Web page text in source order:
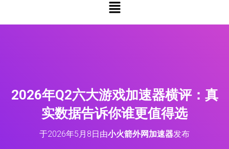
2026年Q2六大游戏加速器横评：真
实数据告诉你谁更值得选
于2026年5月8日 由小火箭外网加速器发布